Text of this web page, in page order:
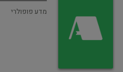
מדע פופולרי